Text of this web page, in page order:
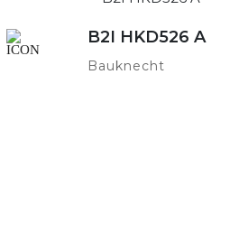
Detailansicht
B2I HKD526 A
Bauknecht